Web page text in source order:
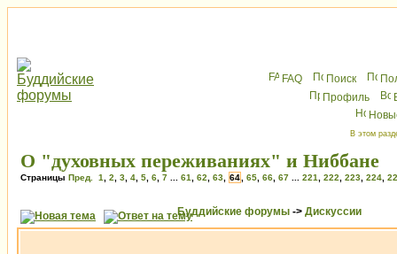
FAQ Поиск
Профиль
В этом
О "духовных переживаниях" и Ниббане
Страницы Пред. 1 2 3 4 5 6 7 61 62 63 64 65 66 67 221 222 223 224
Буддийские форумы -> Дискуссии